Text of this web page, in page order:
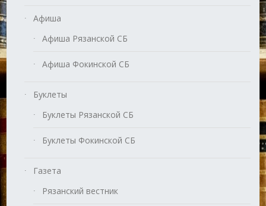
Афиша
Афиша Рязанской СБ
Афиша Фокинской СБ
Буклеты
Буклеты Рязанской СБ
Буклеты Фокинской СБ
Газета
Рязанский вестник